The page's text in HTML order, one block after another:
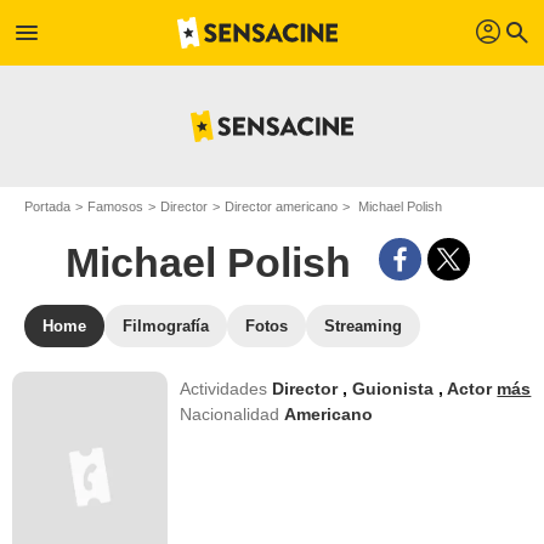
menu profil search
Portada Famosos Director Director americano Michael Polish
Michael Polish
Home Filmografía Fotos Streaming
Actividades Director ,Guionista ,Actor más
NacionalidadAmericano